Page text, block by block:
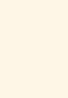
生にサ
それ以
接触で
ウモリ